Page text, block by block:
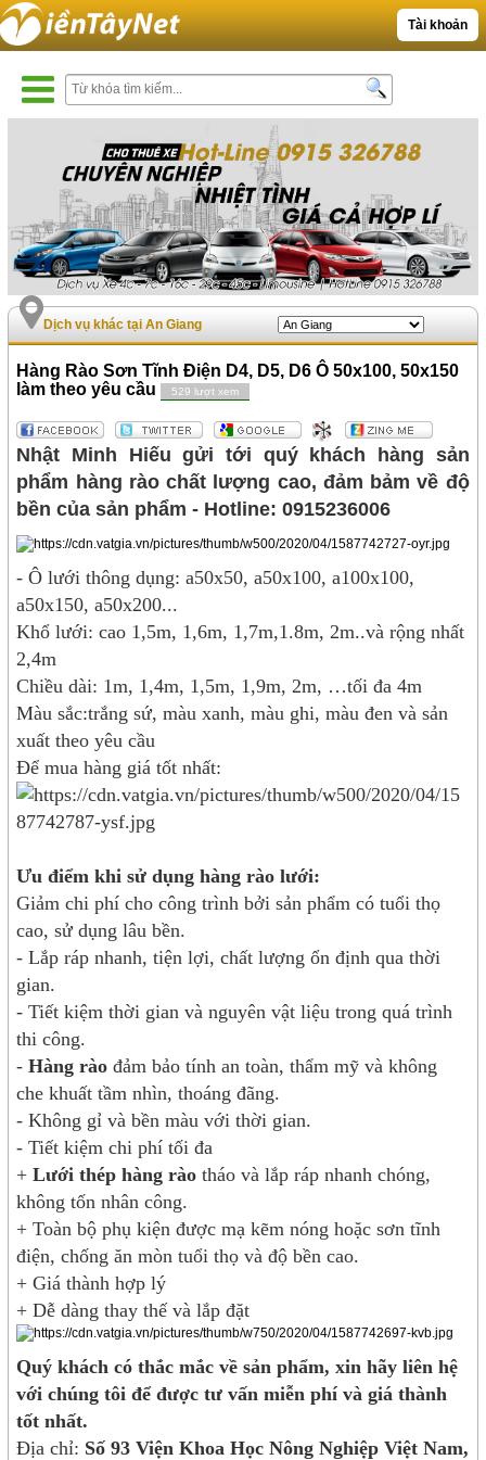
Tài khoản
Dịch vụ khác tại An Giang
Hàng Rào Sơn Tĩnh Điện D4, D5, D6 Ô 50x100, 50x150
làm theo yêu cầu
529 lượt xem
Nhật Minh Hiếu gửi tới quý khách hàng sản
phẩm hàng rào chất lượng cao, đảm bảm về độ
bền của sản phẩm - Hotline: 0915236006
- Ô lưới thông dụng: a50x50, a50x100, a100x100,
a50x150, a50x200...
Khổ lưới: cao 1,5m, 1,6m, 1,7m,1.8m, 2m..và rộng nhất
2,4m
Chiều dài: 1m, 1,4m, 1,5m, 1,9m, 2m, …tối đa 4m
Màu sắc:trắng sứ, màu xanh, màu ghi, màu đen và sản
xuất theo yêu cầu
Để mua hàng giá tốt nhất:
Ưu điểm khi sử dụng hàng rào lưới:
Giảm chi phí cho công trình bởi sản phẩm có tuổi thọ
cao, sử dụng lâu bền.
- Lắp ráp nhanh, tiện lợi, chất lượng ổn định qua thời
gian.
- Tiết kiệm thời gian và nguyên vật liệu trong quá trình
thi công.
-Hàng rào đảm bảo tính an toàn, thẩm mỹ và không
che khuất tầm nhìn, thoáng đãng.
- Không gỉ và bền màu với thời gian.
- Tiết kiệm chi phí tối đa
+Lưới thép hàng ràotháo và lắp ráp nhanh chóng,
không tốn nhân công.
+ Toàn bộ phụ kiện được mạ kẽm nóng hoặc sơn tĩnh
điện, chống ăn mòn tuổi thọ và độ bền cao.
+ Giá thành hợp lý
+ Dễ dàng thay thế và lắp đặt
Quý khách có thắc mắc về sản phẩm, xin hãy liên hệ
với chúng tôi để được tư vấn miễn phí và giá thành
tốt nhất.
Địa chỉ: Số 93 Viện Khoa Học Nông Nghiệp Việt Nam,